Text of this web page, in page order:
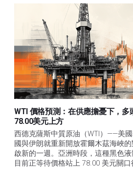
WTI 價格預測：在供應擔憂下，多
78.00美元上方
西德克薩斯中質原油（WTI）——美
國與伊朗就重新開放霍爾木茲海峽
啟新的一週。亞洲時段，這種黑色
目前正等待價格站上 78.00 美元關